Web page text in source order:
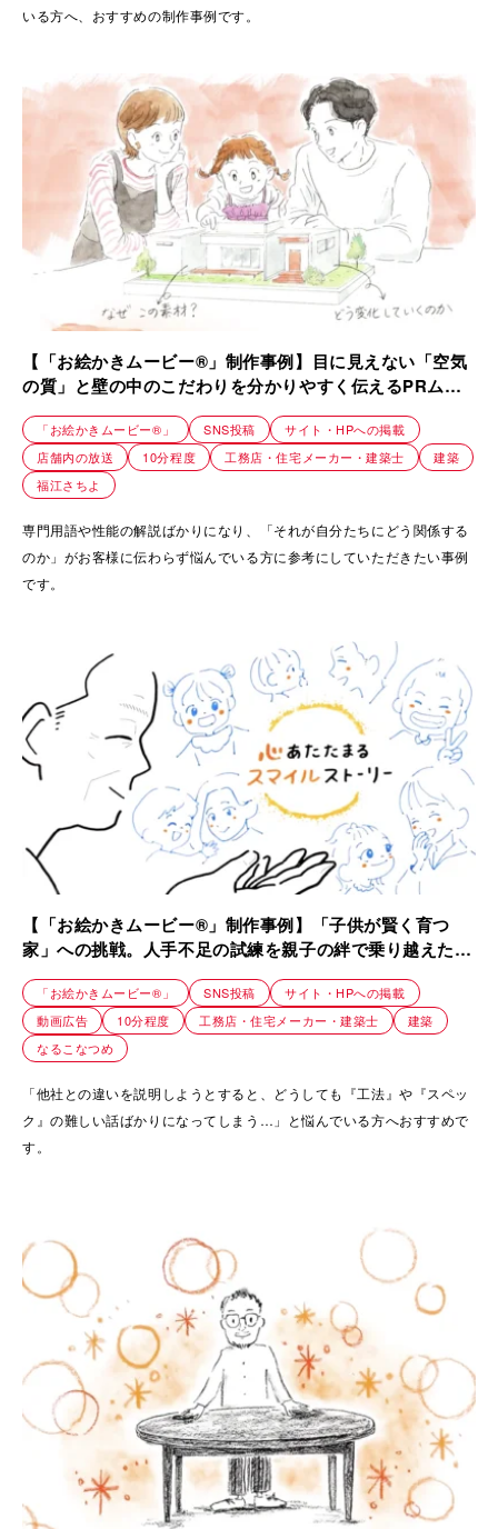
いる方へ、おすすめの制作事例です。
【「お絵かきムービー®」制作事例】目に見えない「空気
の質」と壁の中のこだわりを分かりやすく伝えるPRムー
ビー｜夢工房キッチンくらぶ
「お絵かきムービー®」 SNS投稿
サイト・HPへの掲載
店舗内の放送
10分程度 工務店・住宅メーカー・建築士
建築
福江さちよ
専門用語や性能の解説ばかりになり、「それが自分たちにどう関係する
のか」がお客様に伝わらず悩んでいる方に参考にしていただきたい事例
です。
【「お絵かきムービー®」制作事例】「子供が賢く育つ
家」への挑戦。人手不足の試練を親子の絆で乗り越えた工
務店の紹介動画｜株式会社リブランド
「お絵かきムービー®」 SNS投稿
サイト・HPへの掲載
動画広告
10分程度 工務店・住宅メーカー・建築士
建築
なるこなつめ
「他社との違いを説明しようとすると、どうしても『工法』や『スペッ
ク』の難しい話ばかりになってしまう…」と悩んでいる方へおすすめで
す。